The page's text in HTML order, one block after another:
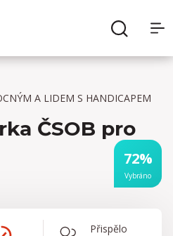
A LIDEM S HANDICAPEM
ČSOB pro
72%
Vybráno
Přispělo